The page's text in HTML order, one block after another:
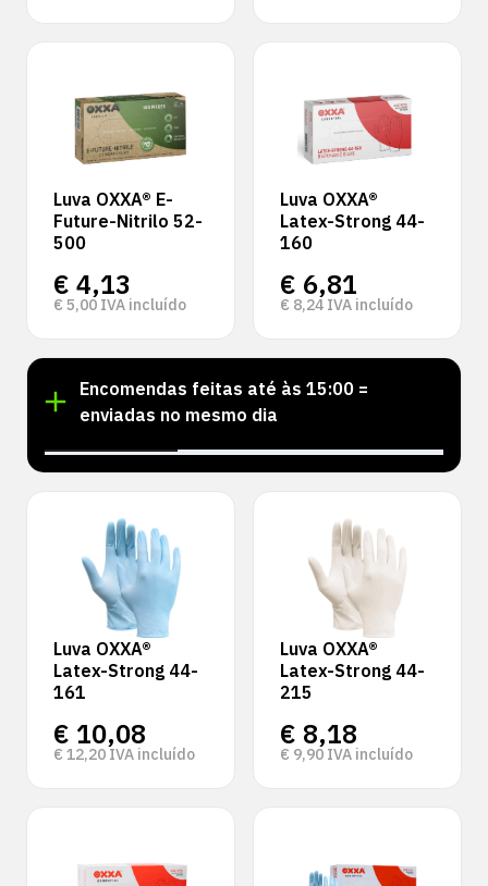
Luva OXXA® E-
Future-Nitrilo 52-
500
€ 4,13
€ 5,00 IVA incluído
Luva OXXA®
Latex-Strong 44-
160
€ 6,81
€ 8,24 IVA incluído
Encomendas feitas até às 15:00 =
enviadas no mesmo dia
Luva OXXA®
Latex-Strong 44-
161
€ 10,08
€ 12,20 IVA incluído
Luva OXXA®
Latex-Strong 44-
215
€ 8,18
€ 9,90 IVA incluído